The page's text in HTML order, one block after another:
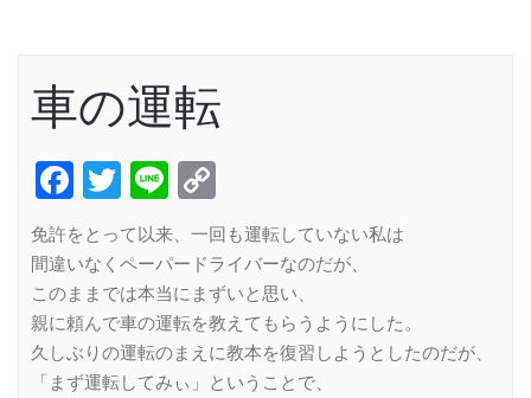
車の運転
Facebook
Twitter
Line
Link
免許をとって以来、一回も運転していない私は
間違いなくペーパードライバーなのだが、
このままでは本当にまずいと思い、
親に頼んで車の運転を教えてもらうようにした。
久しぶりの運転のまえに教本を復習しようとしたのだが、
「まず運転してみぃ」ということで、